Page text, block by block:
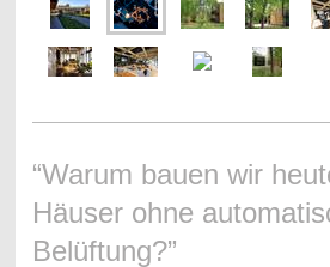
“Warum bauen wir
Häuser ohne
Belüftung?”